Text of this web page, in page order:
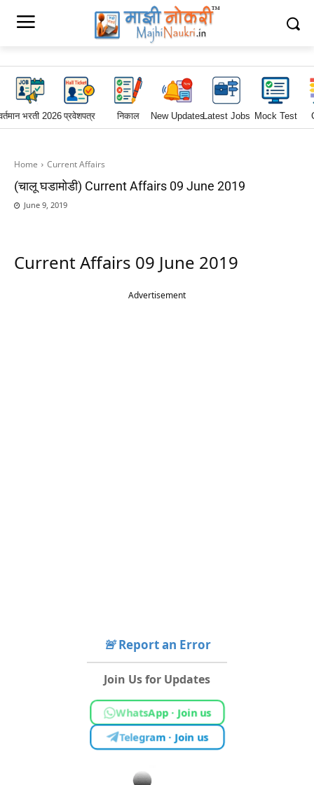
भरती 2026प्रवेशपत्र निकाल New UpdatesLatest Jobs Mock Test
Home Current Affairs
(चालू घडामोडी) Current Affairs 09 June 2019
June 9, 2019
Current Affairs 09 June 2019
Advertisement
🚨Report an Error
Join Us for Updates
WhatsApp · Join us
Telegram · Join us